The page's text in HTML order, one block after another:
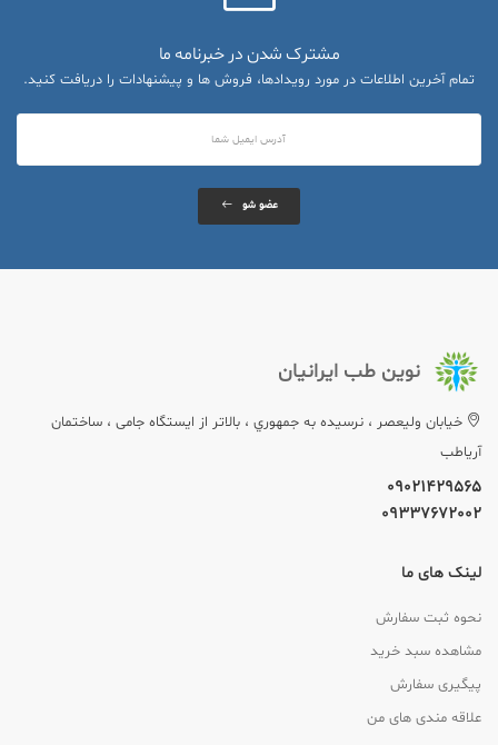
مشترک شدن در خبرنامه ما
تمام آخرین اطلاعات در مورد رویدادها، فروش ها و پیشنهادات را دریافت کنید.
عضو شو
نوین طب ایرانیان
خيابان وليعصر ، نرسيده به جمهوري ، بالاتر از ایستگاه جامی ، ساختمان
آریاطب
09021429565
09337672002
لینک های ما
نحوه ثبت سفارش
مشاهده سبد خرید
پیگیری سفارش
علاقه مندی های من